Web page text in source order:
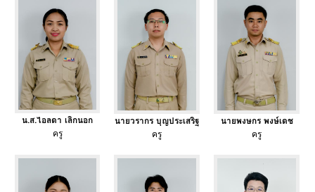
น.ส.ไอลดา เลิกนอก
ครู
นายวรากร บุญประเสริฐ
ครู
นายพงษกร พงษ์เดช
ครู